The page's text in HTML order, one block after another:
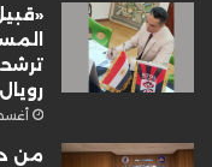
أغسطس
من